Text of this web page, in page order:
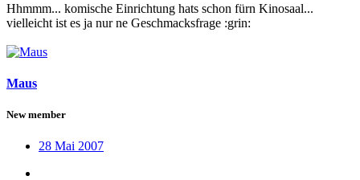
Hhmmm... komische Einrichtung hats schon fürn Kinosaal...
vielleicht ist es ja nur ne Geschmacksfrage :grin:
Maus
New member
28 Mai 2007